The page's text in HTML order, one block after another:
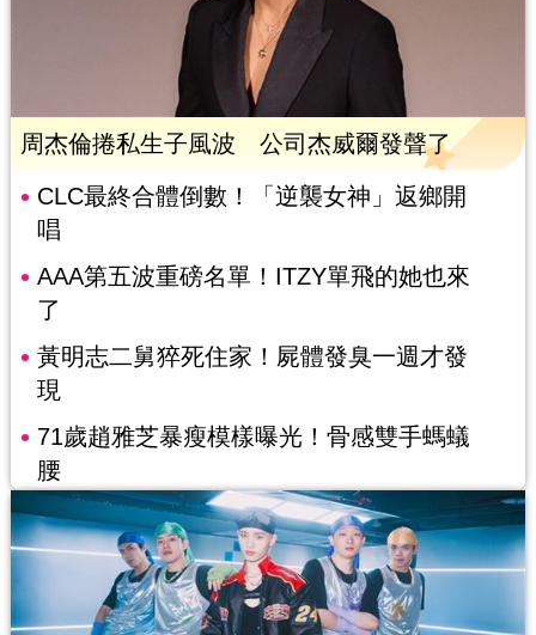
周杰倫捲私生子風波 公司杰威爾發聲了
CLC最終合體倒數！「逆襲女神」返鄉開
唱
AAA第五波重磅名單！ITZY單飛的她也來
了
黃明志二舅猝死住家！屍體發臭一週才發
現
71歲趙雅芝暴瘦模樣曝光！骨感雙手螞蟻
腰